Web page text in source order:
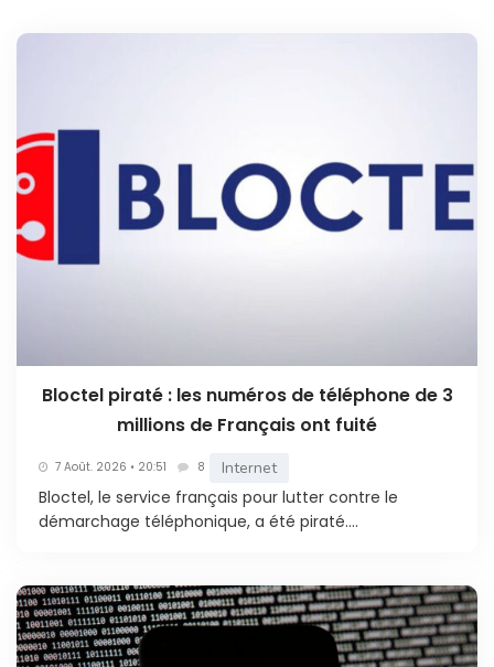
Bloctel piraté : les numéros de téléphone de 3
millions de Français ont fuité
7 Août. 2026 • 20:51 8 Internet
Bloctel, le service français pour lutter contre le
démarchage téléphonique, a été piraté....